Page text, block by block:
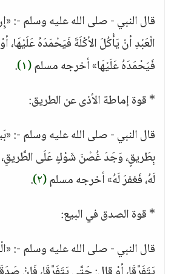
قال النبي - صلى الله عليه وسلم -:
الْعَبْدِ أنْ يَأْكُلَ الأكْلَةَ فَيَحْمَدَهُ عَلَيْهَا،
فَيَحْمَدَهُ عَلَيْهَا» أخرجه مسلم(١) .
* قوة إماطة الأذى عن الطريق:
قال النبي - صلى الله عليه وسلم -:
بِطَريقٍ، وَجَدَ غُصْنَ شَوْكٍ عَلَى الطَّريقِ،
لَهُ، فَغفرَ لَهُ» أخرجه مسلم(٢) .
* قوة الصدق في البيع:
قال النبي - صلى الله عليه وسلم -: